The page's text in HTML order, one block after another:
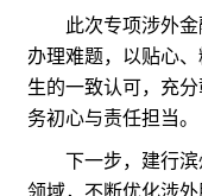
此次专项涉外金
办理难题，以贴心
生的一致认可，充
务初心与责任担当。
下一步，建行滨
领域，不断优化涉